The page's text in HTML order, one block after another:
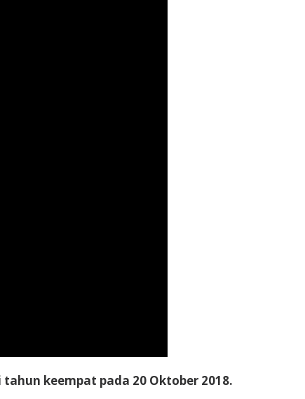
keempat pada 20 Oktober 2018.